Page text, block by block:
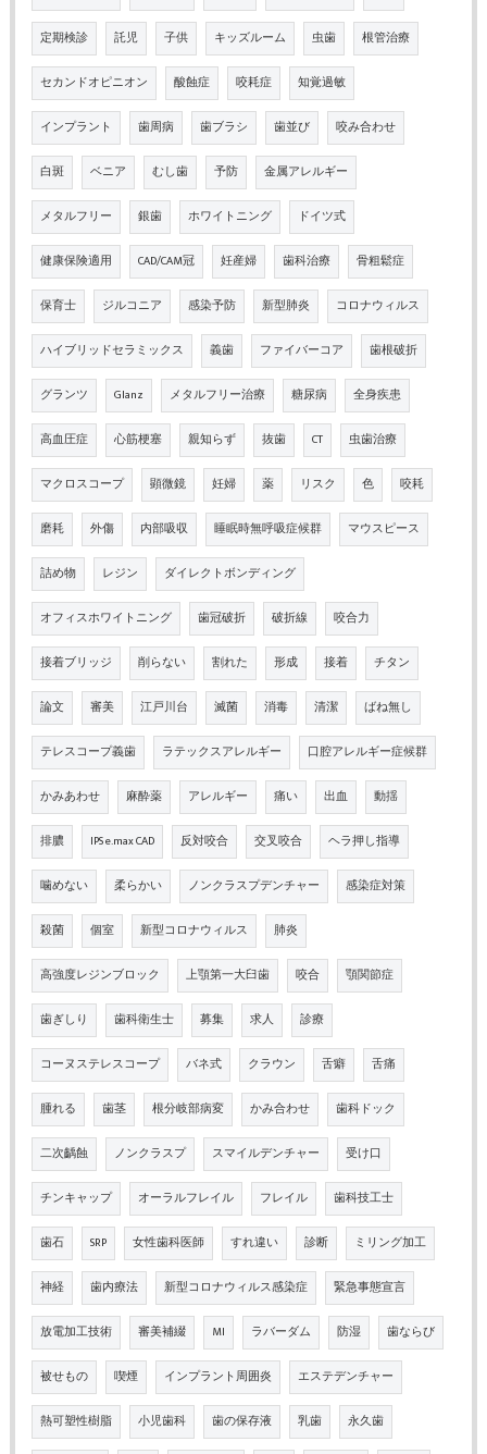
定期検診 託児 子供 キッズルーム 虫歯 根管治療
セカンドオピニオン 酸蝕症 咬耗症 知覚過敏
インプラント 歯周病 歯ブラシ 歯並び 咬み合わせ
白斑 ベニア むし歯 予防 金属アレルギー
メタルフリー 銀歯 ホワイトニング ドイツ式
健康保険適用 CAD/CAM冠 妊産婦 歯科治療 骨粗鬆症
保育士 ジルコニア 感染予防 新型肺炎 コロナウィルス
ハイブリッドセラミックス 義歯 ファイバーコア 歯根破折
グランツ Glanz メタルフリー治療 糖尿病 全身疾患
高血圧症 心筋梗塞 親知らず 抜歯 CT 虫歯治療
マクロスコープ 顕微鏡 妊婦 薬 リスク 色 咬耗
磨耗 外傷 内部吸収 睡眠時無呼吸症候群 マウスピース
詰め物 レジン ダイレクトボンディング
オフィスホワイトニング 歯冠破折 破折線 咬合力
接着ブリッジ 削らない 割れた 形成 接着 チタン
論文 審美 江戸川台 滅菌 消毒 清潔 ばね無し
テレスコープ義歯 ラテックスアレルギー 口腔アレルギー症候群
かみあわせ 麻酔薬 アレルギー 痛い 出血 動揺
排膿 IPS e.max CAD 反対咬合 交叉咬合 ヘラ押し指導
噛めない 柔らかい ノンクラスプデンチャー 感染症対策
殺菌 個室 新型コロナウィルス 肺炎
高強度レジンブロック 上顎第一大臼歯 咬合 顎関節症
歯ぎしり 歯科衛生士 募集 求人 診療
コーヌステレスコープ バネ式 クラウン 舌癖 舌痛
腫れる 歯茎 根分岐部病変 かみ合わせ 歯科ドック
二次齲蝕 ノンクラスプ スマイルデンチャー 受け口
チンキャップ オーラルフレイル フレイル 歯科技工士
歯石 SRP 女性歯科医師 すれ違い 診断 ミリング加工
神経 歯内療法 新型コロナウィルス感染症 緊急事態宣言
放電加工技術 審美補綴 MI ラバーダム 防湿 歯ならび
被せもの 喫煙 インプラント周囲炎 エステデンチャー
熱可塑性樹脂 小児歯科 歯の保存液 乳歯 永久歯